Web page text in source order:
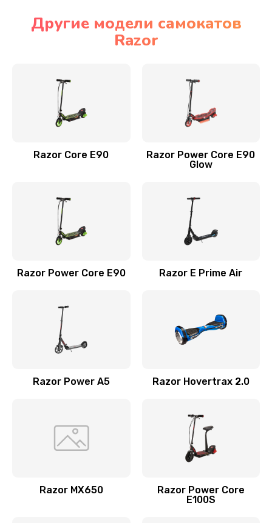
Другие модели самокатов
Razor
Razor Core E90
Razor Power Core E90
Glow
Razor Power Core E90 Razor E Prime Air
Razor Power A5 Razor Hovertrax 2.0
Razor MX650
Razor Power Core
E100S